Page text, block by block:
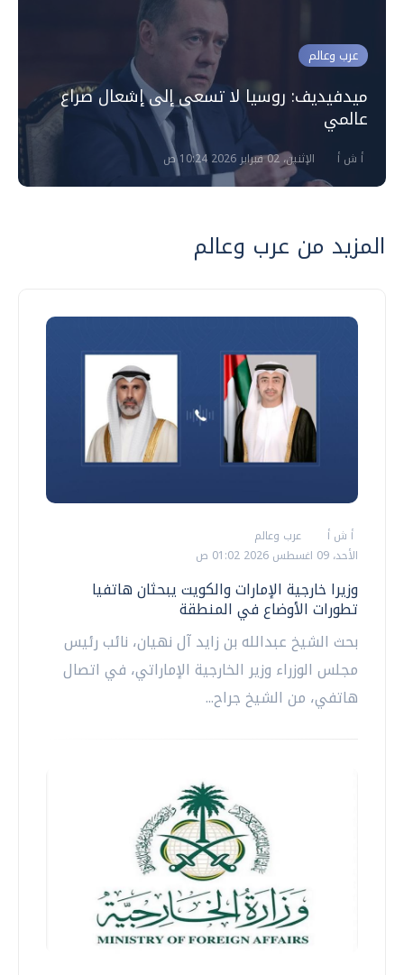
عرب وعالم
ميدفيديف: روسيا لا تسعى إلى إشعال صراع
عالمي
أ ش أ الإثنين، 02 فبراير 2026 10:24 ص
المزيد من عرب وعالم
أ ش أ
عرب وعالم
الأحد، 09 اغسطس 2026 01:02 ص
وزيرا خارجية الإمارات والكويت يبحثان هاتفيا
تطورات الأوضاع في المنطقة
بحث الشيخ عبدالله بن زايد آل نهيان، نائب رئيس
مجلس الوزراء وزير الخارجية الإماراتي، في اتصال
هاتفي، من الشيخ جراح...